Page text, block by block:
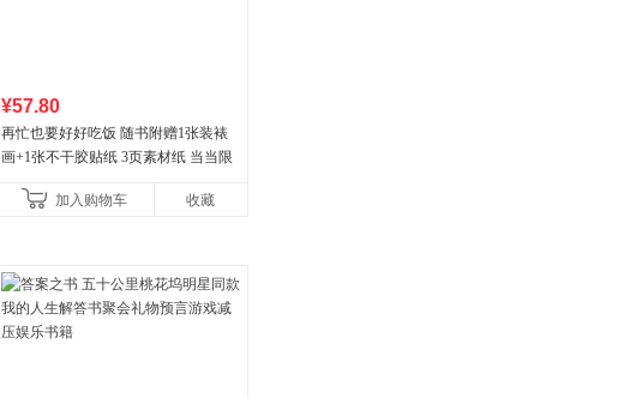
¥57.80
再忙也要好好吃饭 随书附赠1张装裱
画+1张不干胶贴纸 3页素材纸 当当限
加入购物车
收藏